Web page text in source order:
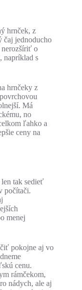
hrnček, z
čaj jednoducho
nerozšíriť o
napríklad s
hrnčeky z
Má
no
ľahko a
ceny na
tak sedieť
počítači.
menej
pokojne aj vo
cenu.
rámčekom,
nádych, ale aj